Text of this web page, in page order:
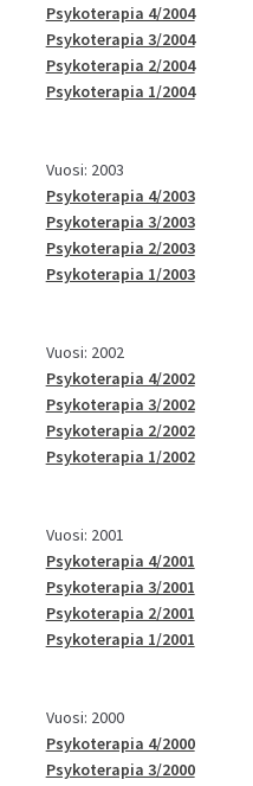
Psykoterapia 4/2004
Psykoterapia 3/2004
Psykoterapia 2/2004
Psykoterapia 1/2004
Vuosi: 2003
Psykoterapia 4/2003
Psykoterapia 3/2003
Psykoterapia 2/2003
Psykoterapia 1/2003
Vuosi: 2002
Psykoterapia 4/2002
Psykoterapia 3/2002
Psykoterapia 2/2002
Psykoterapia 1/2002
Vuosi: 2001
Psykoterapia 4/2001
Psykoterapia 3/2001
Psykoterapia 2/2001
Psykoterapia 1/2001
Vuosi: 2000
Psykoterapia 4/2000
Psykoterapia 3/2000